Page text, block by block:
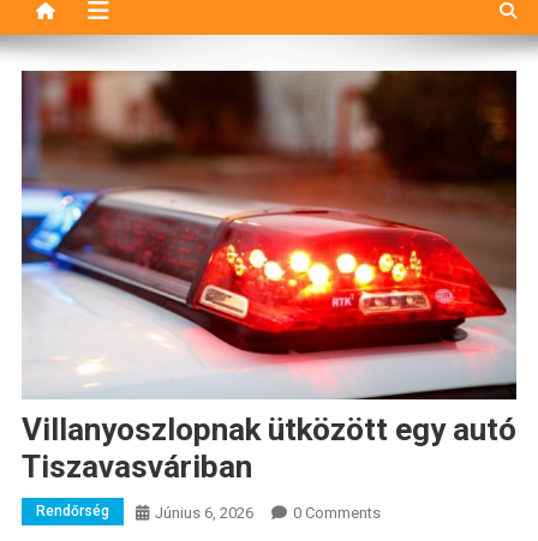
Villanyoszlopnak ütközött egy autó
Tiszavasváriban
Rendőrség Június 6, 2026 0 Comments